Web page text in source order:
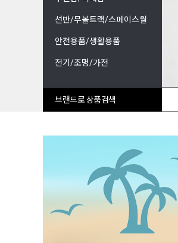
선반/무볼트랙/스페이스월
안전용품/생활용품
전기/조명/가전
브랜드로 상품검색